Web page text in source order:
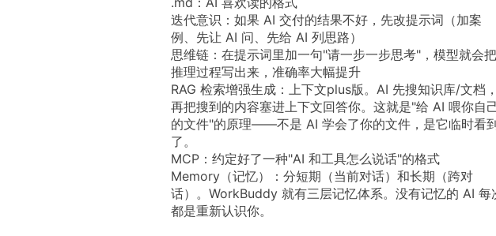
迭代意识：如果 AI 交付的结果不好，先改提示词（加案
例、先让 AI 问、先给 AI 列思路）
思维链：在提示词里加一句"请一步一步思考"，模型就会把
推理过程写出来，准确率大幅提升
RAG 检索增强生成：上下文plus版。AI 先搜知识库/文档，
再把搜到的内容塞进上下文回答你。这就是"给 AI 喂你自
的文件"的原理——不是 AI 学会了你的文件，是它临时看
了。
MCP：约定好了一种"AI 和工具怎么说话"的格式
Memory（记忆）：分短期（当前对话）和长期（跨对
话）。WorkBuddy 就有三层记忆体系。没有记忆的 AI 每
都是重新认识你。